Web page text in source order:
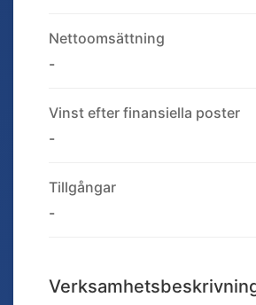
Nettoomsättning
-
Vinst efter finansiella poster
-
Tillgångar
-